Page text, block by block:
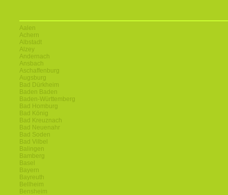
Aalen
Achern
Albstadt
Alzey
Andernach
Ansbach
Aschaffenburg
Augsburg
Bad Dürkheim
Baden Baden
Baden-Württemberg
Bad Homburg
Bad König
Bad Kreuznach
Bad Neuenahr
Bad Soden
Bad Vilbel
Balingen
Bamberg
Basel
Bayern
Bayreuth
Bellheim
Bensheim